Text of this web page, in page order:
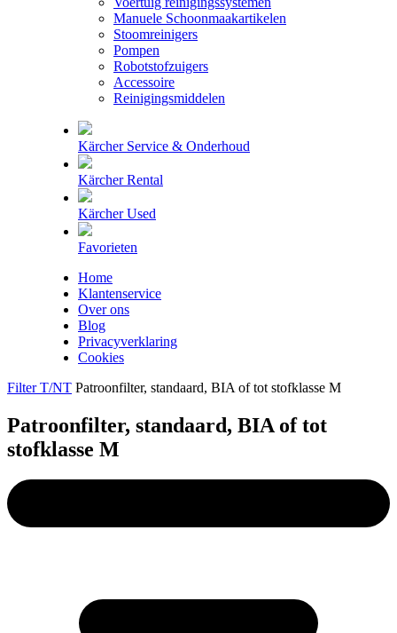
Manuele Schoonmaakartikelen
Stoomreinigers
Pompen
Robotstofzuigers
Accessoire
Reinigingsmiddelen
Kärcher Service & Onderhoud
Kärcher Rental
Kärcher Used
Favorieten
Home
Klantenservice
Over ons
Blog
Privacyverklaring
Cookies
Filter T/NT Patroonfilter, standaard, BIA of tot stofklasse M
Patroonfilter, standaard, BIA of tot
stofklasse M